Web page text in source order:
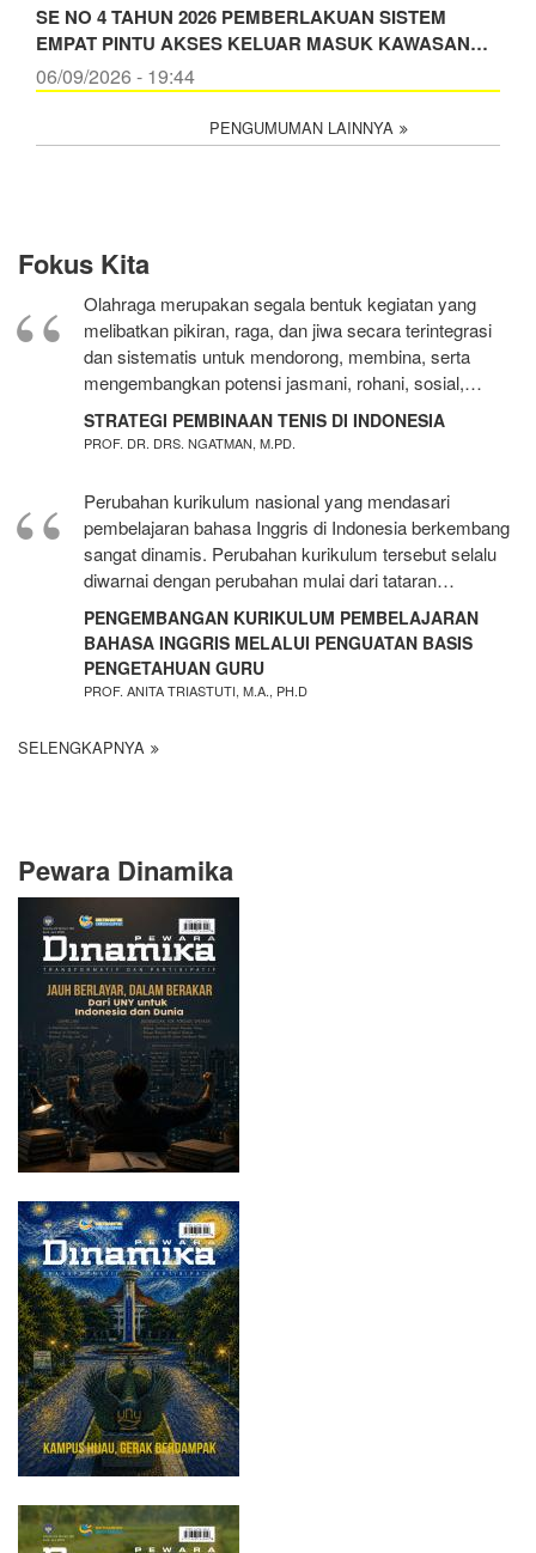
SE NO 4 TAHUN 2026 PEMBERLAKUAN SISTEM
EMPAT PINTU AKSES KELUAR MASUK KAWASAN…
06/09/2026 - 19:44
PENGUMUMAN LAINNYA
Fokus Kita
Olahraga merupakan segala bentuk kegiatan yang
melibatkan pikiran, raga, dan jiwa secara terintegrasi
dan sistematis untuk mendorong, membina, serta
mengembangkan potensi jasmani, rohani, sosial,…
STRATEGI PEMBINAAN TENIS DI INDONESIA
PROF. DR. DRS. NGATMAN, M.PD.
Perubahan kurikulum nasional yang mendasari
pembelajaran bahasa Inggris di Indonesia berkembang
sangat dinamis. Perubahan kurikulum tersebut selalu
diwarnai dengan perubahan mulai dari tataran…
PENGEMBANGAN KURIKULUM PEMBELAJARAN
BAHASA INGGRIS MELALUI PENGUATAN BASIS
PENGETAHUAN GURU
PROF. ANITA TRIASTUTI, M.A., PH.D
SELENGKAPNYA
Pewara Dinamika